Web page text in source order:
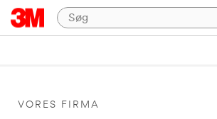
VORES FIRMA